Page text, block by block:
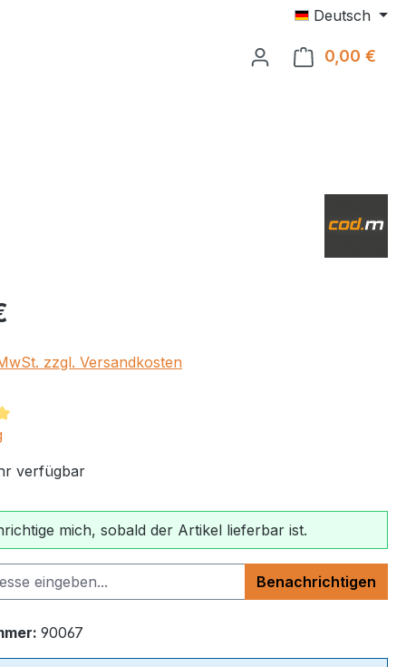
Deutsch
0,00 €
zzgl. Versandkosten
Bewertung von 5 von 5 Sternen
verfügbar
mich, sobald der Artikel lieferbar ist.
Benachrichtigen
90067